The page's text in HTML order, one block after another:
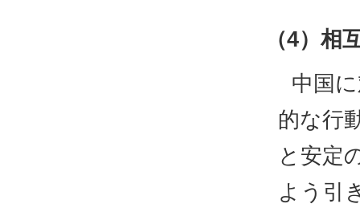
（4）相
中国
的な行
と安定
よう引